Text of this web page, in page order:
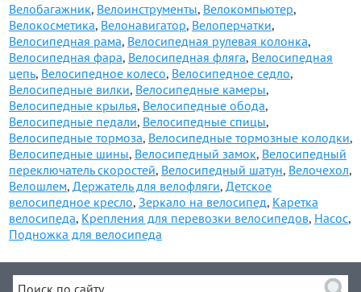
Велобагажник, Велоинструменты, Велокомпьютер,
Велокосметика, Велонавигатор, Велоперчатки,
Велосипедная рама, Велосипедная рулевая колонка,
Велосипедная фара, Велосипедная фляга, Велосипедная
цепь, Велосипедное колесо, Велосипедное седло,
Велосипедные вилки, Велосипедные камеры,
Велосипедные крылья, Велосипедные обода,
Велосипедные педали, Велосипедные спицы,
Велосипедные тормоза, Велосипедные тормозные колодки,
Велосипедные шины, Велосипедный замок, Велосипедный
переключатель скоростей, Велосипедный шатун, Велочехол,
Велошлем, Держатель для велофляги, Детское
велосипедное кресло, Зеркало на велосипед, Каретка
велосипеда, Крепления для перевозки велосипедов, Насос,
Подножка для велосипеда